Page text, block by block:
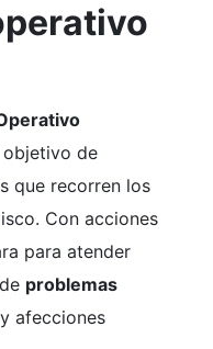
objetivo de
que recorren los
Con acciones
para atender
problemas
afecciones